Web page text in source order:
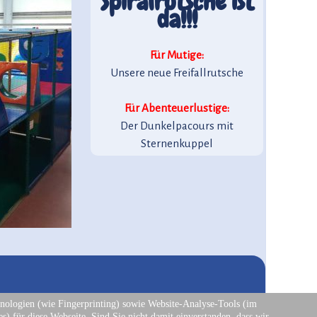
da!!!
Für Mutige:
Unsere neue Freifallrutsche
Für Abenteuerlustige:
Der Dunkelpacours mit
Sternenkuppel
(wie Fingerprinting) sowie Website-Analyse-Tools (im